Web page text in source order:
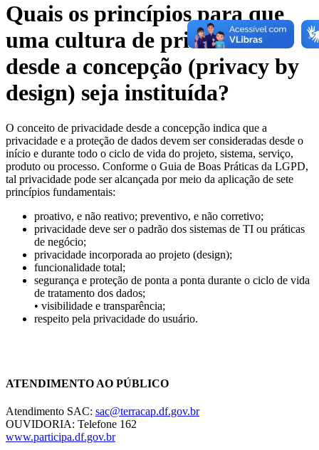
Quais os princípios para que
uma cultura de privacidade
desde a concepção (privacy by
design) seja instituída?
O conceito de privacidade desde a concepção indica que a
privacidade e a proteção de dados devem ser consideradas desde o
início e durante todo o ciclo de vida do projeto, sistema, serviço,
produto ou processo. Conforme o Guia de Boas Práticas da LGPD,
tal privacidade pode ser alcançada por meio da aplicação de sete
princípios fundamentais:
proativo, e não reativo; preventivo, e não corretivo;
privacidade deve ser o padrão dos sistemas de TI ou práticas
de negócio;
privacidade incorporada ao projeto (design);
funcionalidade total;
segurança e proteção de ponta a ponta durante o ciclo de vida
de tratamento dos dados;
• visibilidade e transparência;
respeito pela privacidade do usuário.
ATENDIMENTO AO PÚBLICO
Atendimento SAC: sac@terracap.df.gov.br
OUVIDORIA: Telefone 162
www.participa.df.gov.br